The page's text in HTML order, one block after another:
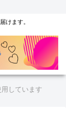
けます。
しています